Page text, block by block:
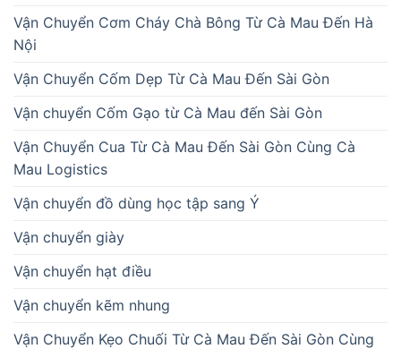
Vận Chuyển Cơm Cháy Chà Bông Từ Cà Mau Đến Hà
Nội
Vận Chuyển Cốm Dẹp Từ Cà Mau Đến Sài Gòn
Vận chuyển Cốm Gạo từ Cà Mau đến Sài Gòn
Vận Chuyển Cua Từ Cà Mau Đến Sài Gòn Cùng Cà
Mau Logistics
Vận chuyển đồ dùng học tập sang Ý
Vận chuyển giày
Vận chuyển hạt điều
Vận chuyển kẽm nhung
Vận Chuyển Kẹo Chuối Từ Cà Mau Đến Sài Gòn Cùng